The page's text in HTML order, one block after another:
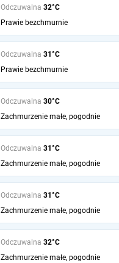
Odczuwalna 32°C
Prawie bezchmurnie
Odczuwalna 31°C
Prawie bezchmurnie
Odczuwalna 30°C
Zachmurzenie małe, pogodnie
Odczuwalna 31°C
Zachmurzenie małe, pogodnie
Odczuwalna 31°C
Zachmurzenie małe, pogodnie
Odczuwalna 32°C
Zachmurzenie małe, pogodnie